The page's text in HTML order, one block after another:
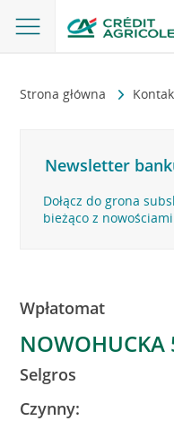
Strona główna
Newsletter
Dołącz do grona
bieżąco z
Wpłatomat
NOWOHUCKA
Selgros
Czynny: